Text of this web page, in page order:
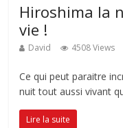
Hiroshima la
vie !
David 4508 Views
Ce qui peut paraitre
nuit tout aussi vivant
Lire la suite